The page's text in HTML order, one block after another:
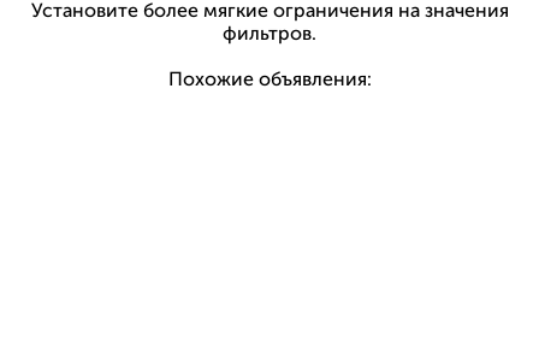
Установите более мягкие ограничения на значения
фильтров.
Похожие объявления: